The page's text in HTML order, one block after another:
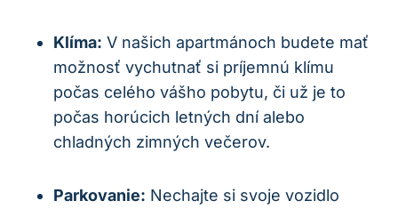
Klíma: V našich apartmánoch budete mať
možnosť vychutnať si príjemnú klímu
počas celého vášho pobytu, či už je to
počas horúcich letných dní alebo
chladných zimných večerov.
Parkovanie: Nechajte si svoje vozidlo